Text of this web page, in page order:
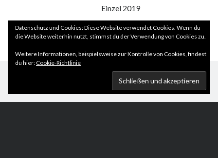
Einzel 2019
Kader des Regionalligateams
Datenschutz und Cookies: Diese Website verwendet Cookies. Wenn du
die Website weiterhin nutzt, stimmst du der Verwendung von Cookies zu.
Weitere Informationen, beispielsweise zur Kontrolle von Cookies, findest
du hier:Cookie-Richtlinie